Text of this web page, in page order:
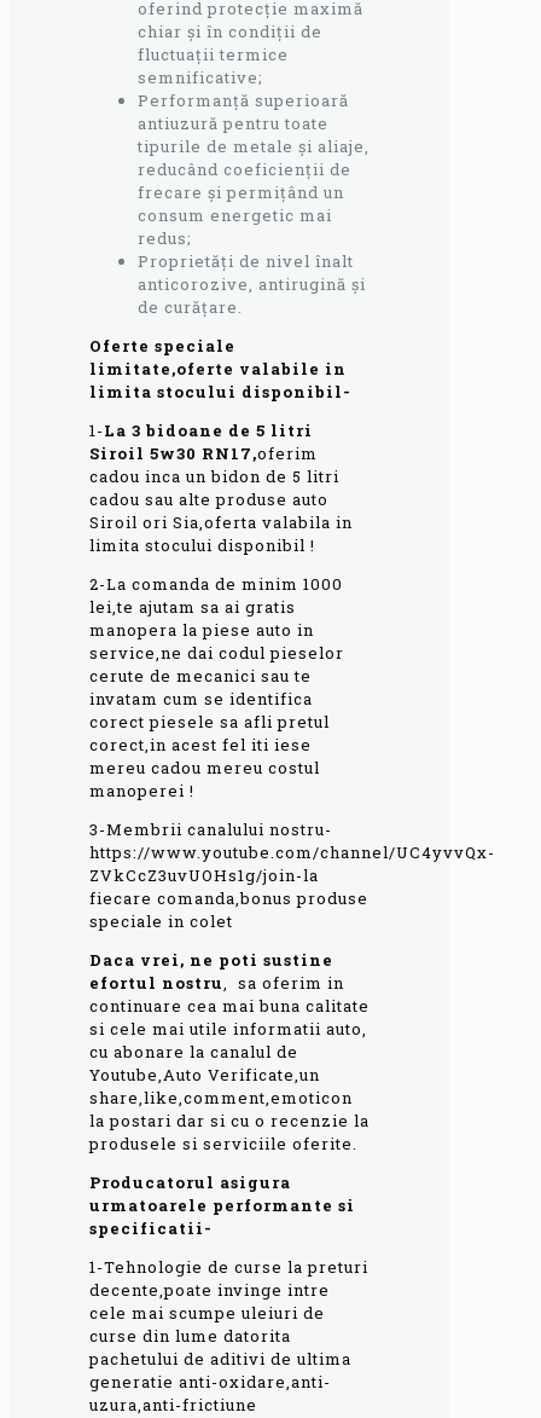
oferind protecție maximă
chiar și în condiții de
fluctuații termice
semnificative;
Performanță superioară
antiuzură pentru toate
tipurile de metale și aliaje,
reducând coeficienții de
frecare și permițând un
consum energetic mai
redus;
Proprietăți de nivel înalt
anticorozive, antirugină și
de curățare.
Oferte speciale
limitate,oferte valabile in
limita stocului disponibil-
1-La 3 bidoane de 5 litri
Siroil 5w30 RN17,oferim
cadou inca un bidon de 5 litri
cadou sau alte produse auto
Siroil ori Sia,oferta valabila in
limita stocului disponibil !
2-La comanda de minim 1000
lei,te ajutam sa ai gratis
manopera la piese auto in
service,ne dai codul pieselor
cerute de mecanici sau te
invatam cum se identifica
corect piesele sa afli pretul
corect,in acest fel iti iese
mereu cadou mereu costul
manoperei !
3-Membrii canalului nostru-
https://www.youtube.com/channel/UC4yvvQx-
ZVkCcZ3uvUOHs1g/join-la
fiecare comanda,bonus produse
speciale in colet
Daca vrei, ne poti sustine
efortul nostru, sa oferim in
continuare cea mai buna calitate
si cele mai utile informatii auto,
cu abonare la canalul de
Youtube,Auto Verificate,un
share,like,comment,emoticon
la postari dar si cu o recenzie la
produsele si serviciile oferite.
Producatorul asigura
urmatoarele performante si
specificatii-
1-Tehnologie de curse la preturi
decente,poate invinge intre
cele mai scumpe uleiuri de
curse din lume datorita
pachetului de aditivi de ultima
generatie anti-oxidare,anti-
uzura,anti-frictiune